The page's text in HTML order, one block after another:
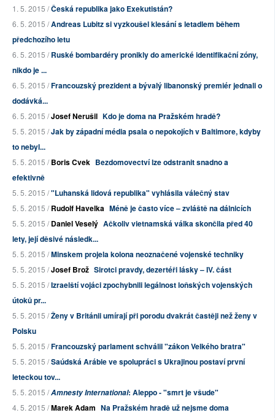
1. 5. 2015 /Česká republika jako Exekutistán?
6. 5. 2015 /Andreas Lubitz si vyzkoušel klesání s letadlem během
předchozího letu
6. 5. 2015 /Ruské bombardéry pronikly do americké identifikační zóny,
nikdo je ...
6. 5. 2015 /Francouzský prezident a bývalý libanonský premiér jednali o
dodávká...
6. 5. 2015 /Josef Nerušil Kdo je doma na Pražském hradě?
5. 5. 2015 /Jak by západní média psala o nepokojích v Baltimore, kdyby
to nebyl...
5. 5. 2015 /Boris Cvek Bezdomovectví lze odstranit snadno a
efektivně
5. 5. 2015 /"Luhanská lidová republika" vyhlásila válečný stav
5. 5. 2015 /Rudolf Havelka Méně je často více – zvláště na dálnicích
5. 5. 2015 /Daniel Veselý Ačkoliv vietnamská válka skončila před 40
lety, její děsivé následk...
5. 5. 2015 /Minskem projela kolona neoznačené vojenské techniky
5. 5. 2015 /Josef Brož Sirotci pravdy, dezertéři lásky – IV. část
5. 5. 2015 /Izraelští vojáci zpochybnili legálnost loňských vojenských
útoků pr...
5. 5. 2015 /Ženy v Británii umírají při porodu dvakrát častěji než ženy v
Polsku
5. 5. 2015 /Francouzský parlament schválil "zákon Velkého bratra"
5. 5. 2015 /Saúdská Arábie ve spolupráci s Ukrajinou postaví první
leteckou tov...
5. 5. 2015 /Amnesty International: Aleppo - "smrt je všude"
4. 5. 2015 /Marek Adam Na Pražském hradě už nejsme doma